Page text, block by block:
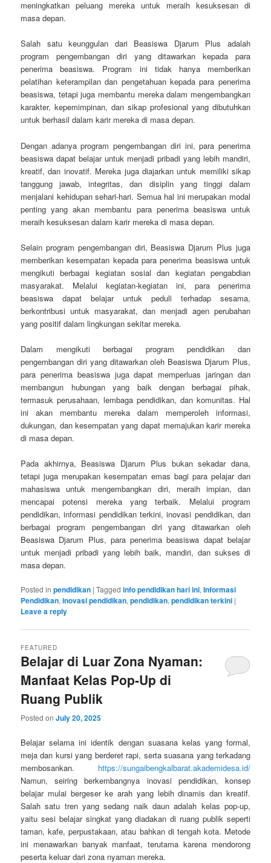
meningkatkan peluang mereka untuk meraih kesuksesan di
masa depan.
Salah satu keunggulan dari Beasiswa Djarum Plus adalah
program pengembangan diri yang ditawarkan kepada para
penerima beasiswa. Program ini tidak hanya memberikan
pelatihan keterampilan dan pengetahuan kepada para penerima
beasiswa, tetapi juga membantu mereka dalam mengembangkan
karakter, kepemimpinan, dan sikap profesional yang dibutuhkan
untuk berhasil dalam karir mereka di masa depan.
Dengan adanya program pengembangan diri ini, para penerima
beasiswa dapat belajar untuk menjadi pribadi yang lebih mandiri,
kreatif, dan inovatif. Mereka juga diajarkan untuk memiliki sikap
tanggung jawab, integritas, dan disiplin yang tinggi dalam
menjalani kehidupan sehari-hari. Semua hal ini merupakan modal
penting yang akan membantu para penerima beasiswa untuk
meraih kesuksesan dalam karir mereka di masa depan.
Selain program pengembangan diri, Beasiswa Djarum Plus juga
memberikan kesempatan kepada para penerima beasiswa untuk
mengikuti berbagai kegiatan sosial dan kegiatan pengabdian
masyarakat. Melalui kegiatan-kegiatan ini, para penerima
beasiswa dapat belajar untuk peduli terhadap sesama,
berkontribusi untuk masyarakat, dan menjadi agen perubahan
yang positif dalam lingkungan sekitar mereka.
Dalam mengikuti berbagai program pendidikan dan
pengembangan diri yang ditawarkan oleh Beasiswa Djarum Plus,
para penerima beasiswa juga dapat memperluas jaringan dan
membangun hubungan yang baik dengan berbagai pihak,
termasuk perusahaan, lembaga pendidikan, dan komunitas. Hal
ini akan membantu mereka dalam memperoleh informasi,
dukungan, dan kesempatan yang dapat memajukan karir mereka
di masa depan.
Pada akhirnya, Beasiswa Djarum Plus bukan sekadar dana,
tetapi juga merupakan kesempatan emas bagi para pelajar dan
mahasiswa untuk mengembangkan diri, meraih impian, dan
mencapai potensi mereka yang terbaik. Melalui program
pendidikan, informasi pendidikan terkini, inovasi pendidikan, dan
berbagai program pengembangan diri yang ditawarkan oleh
Beasiswa Djarum Plus, para penerima beasiswa dapat belajar
untuk menjadi pribadi yang lebih baik, mandiri, dan sukses di
masa depan.
Posted in pendidikan |Tagged info pendidikan hari ini,Informasi
Pendidikan,inovasi pendidikan,pendidikan,pendidikan terkini |
Leave a reply
Belajar di Luar Zona Nyaman:
Manfaat Kelas Pop‑Up di
Ruang Publik
FEATURED
Posted onJuly 20, 2025
Belajar selama ini identik dengan suasana kelas yang formal,
meja dan kursi yang berderet rapi, serta suasana yang terkadang
membosankan. https://sungaibengkalbarat.akademidesa.id/
Namun, seiring berkembangnya inovasi pendidikan, konsep
belajar mulai bergeser ke arah yang lebih dinamis dan kreatif.
Salah satu tren yang sedang naik daun adalah kelas pop-up,
yaitu sesi belajar singkat yang diadakan di ruang publik seperti
taman, kafe, perpustakaan, atau bahkan di tengah kota. Metode
ini menawarkan banyak manfaat, terutama karena mendorong
peserta keluar dari zona nyaman mereka.